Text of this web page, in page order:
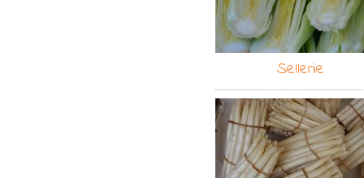
Sellerie